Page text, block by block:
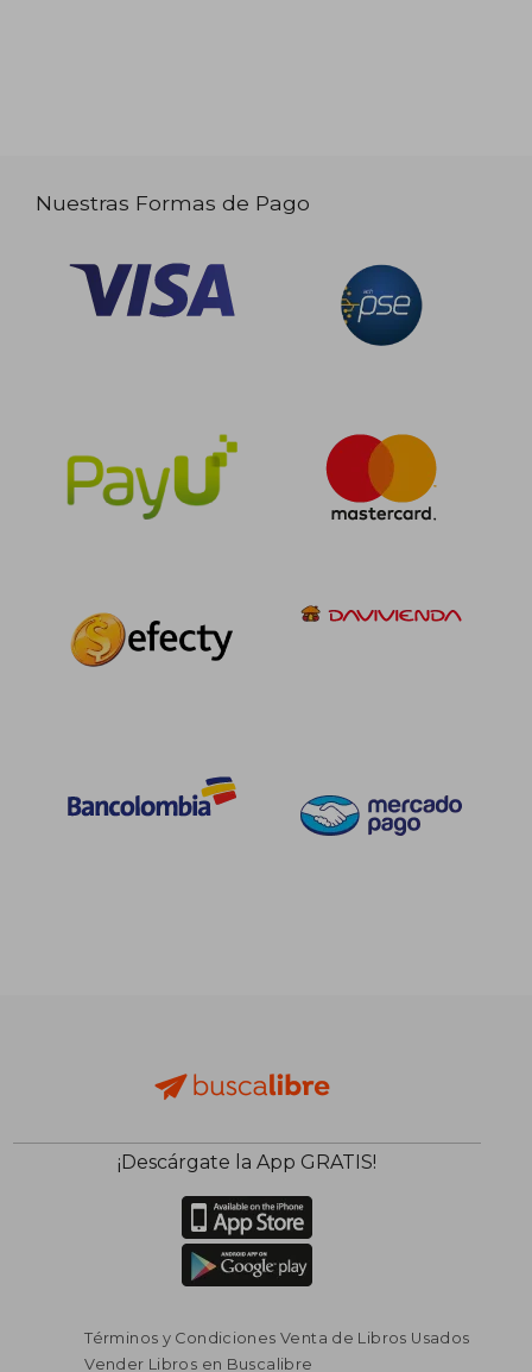
Nuestras Formas de Pago
¡Descárgate la App GRATIS!
Términos y Condiciones Venta de Libros Usados
Vender Libros en Buscalibre